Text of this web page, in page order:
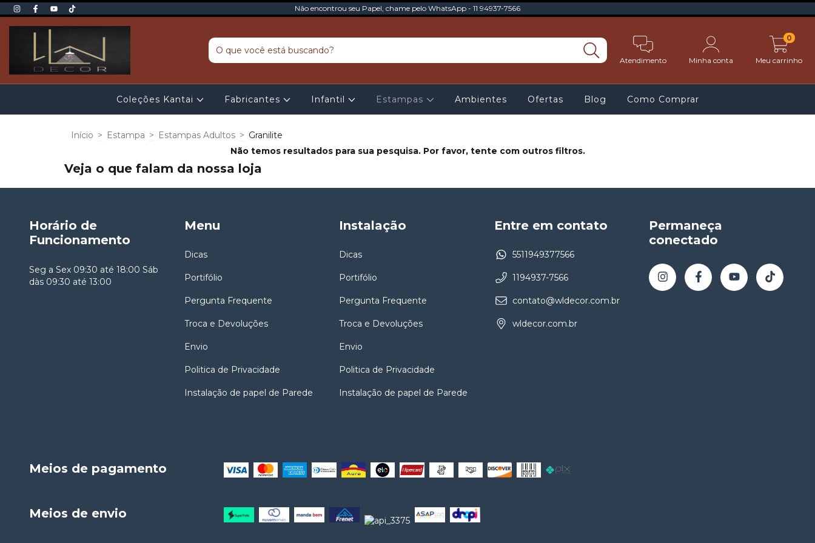
Não encontrou seu Papel, chame pelo WhatsApp - 11 94937-7566
Atendimento Minha conta Meu carrinho
0
Coleções Kantai Fabricantes Infantil Estampas Ambientes Ofertas Blog Como Comprar
Início > Estampa > Estampas Adultos > Granilite
Não temos resultados para sua pesquisa. Por favor, tente com outros filtros.
Veja o que falam da nossa loja
Horário de
Funcionamento
Seg a Sex 09:30 até 18:00 Sáb
dàs 09:30 até 13:00
Menu
Dicas
Portifólio
Pergunta Frequente
Troca e Devoluções
Envio
Politica de Privacidade
Instalação de papel de Parede
Instalação
Dicas
Portifólio
Pergunta Frequente
Troca e Devoluções
Envio
Politica de Privacidade
Instalação de papel de Parede
Entre em contato
5511949377566
1194937-7566
contato@wldecor.com.br
wldecor.com.br
Permaneça
conectado
Meios de pagamento
Meios de envio